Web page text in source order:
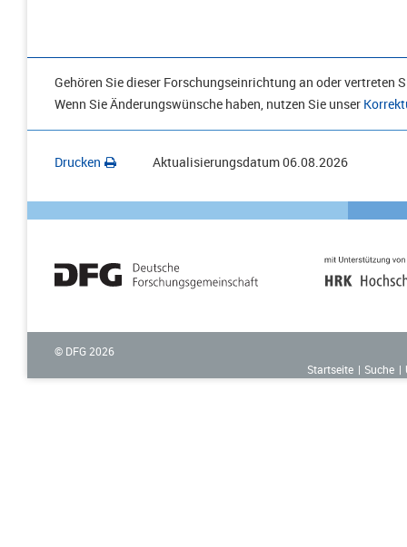
Gehören Sie dieser Forschungseinrichtung an oder vertreten
Wenn Sie Änderungswünsche haben, nutzen Sie unser
Drucken Aktualisierungsdatum06.08.2026
© DFG 2026
Startseite
Suche